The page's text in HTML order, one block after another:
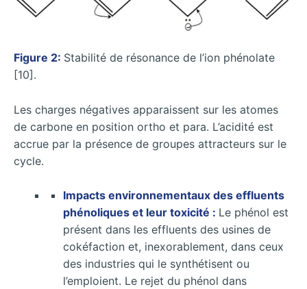
Figure 2: Stabilité de résonance de l’ion phénolate
[10].
Les charges négatives apparaissent sur les atomes
de carbone en position ortho et para. L’acidité est
accrue par la présence de groupes attracteurs sur le
cycle.
Impacts environnementaux des effluents
phénoliques et leur toxicité : Le phénol est
présent dans les effluents des usines de
cokéfaction et, inexorablement, dans ceux
des industries qui le synthétisent ou
l’emploient. Le rejet du phénol dans